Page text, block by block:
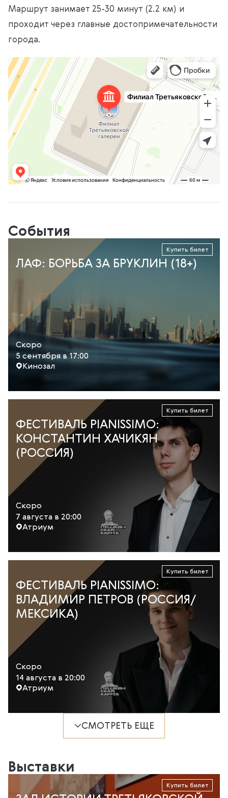
Маршрут занимает 25-30 минут (2.2 км) и
проходит через главные достопримечательности
города.
Филиал Государственной Третьяковской галереи
Музей в Калининграде
Курсы и мастер-классы в Калининграде
События
Купить билет
ЛАФ: БОРЬБА ЗА БРУКЛИН (18+)
Скоро
5 сентября в 17:00
Кинозал
Купить билет
ФЕСТИВАЛЬ PIANISSIMO:
КОНСТАНТИН ХАЧИКЯН
(РОССИЯ)
Скоро
7 августа в 20:00
Атриум
Купить билет
ФЕСТИВАЛЬ PIANISSIMO:
ВЛАДИМИР ПЕТРОВ (РОССИЯ/
МЕКСИКА)
Скоро
14 августа в 20:00
Атриум
СМОТРЕТЬ ЕЩЕ
Выставки
Купить билет